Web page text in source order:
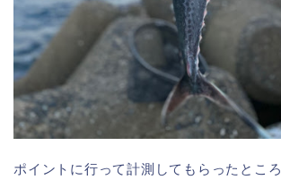
ポイントに行って計測してもらったところ